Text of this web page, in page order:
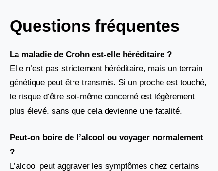
Questions fréquentes
La maladie de Crohn est-elle héréditaire ?
Elle n’est pas strictement héréditaire, mais un terrain
génétique peut être transmis. Si un proche est touché,
le risque d’être soi-même concerné est légèrement
plus élevé, sans que cela devienne une fatalité.
Peut-on boire de l’alcool ou voyager normalement
?
L’alcool peut aggraver les symptômes chez certains